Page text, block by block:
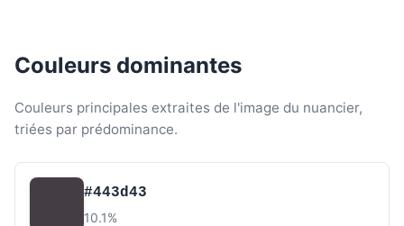
Couleurs dominantes
Couleurs principales extraites de l'image du nuancier,
triées par prédominance.
#443d43
10.1%